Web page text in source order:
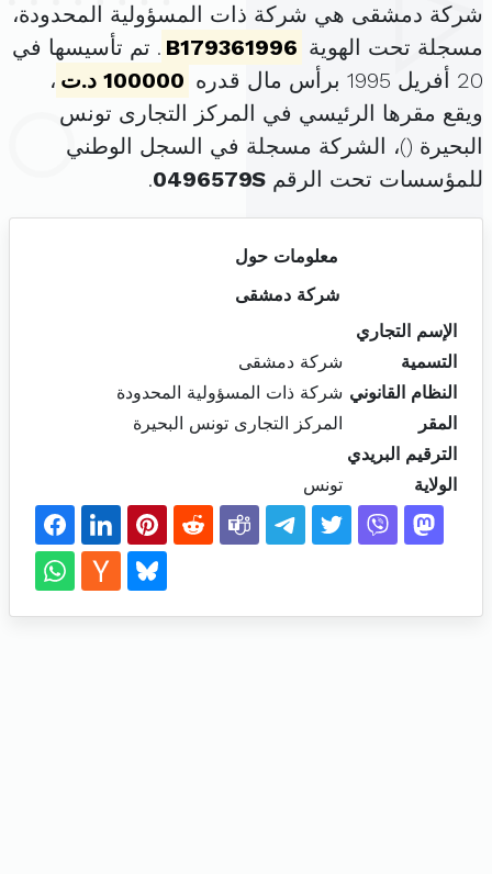
شركة دمشقى هي شركة ذات المسؤولية المحدودة،
مسجلة تحت الهوية B179361996 . تم تأسيسها في
20 أفريل 1995 برأس مال قدره
100000 د.ت
،
ويقع مقرها الرئيسي في المركز التجارى تونس
البحيرة ()، الشركة مسجلة في السجل الوطني
للمؤسسات تحت الرقم 0496579S
.
معلومات حول
شركة دمشقى
الإسم التجاري
التسمية
شركة دمشقى
النظام القانوني شركة ذات المسؤولية المحدودة
المقر
المركز التجارى تونس البحيرة
الترقيم البريدي
الولاية
تونس